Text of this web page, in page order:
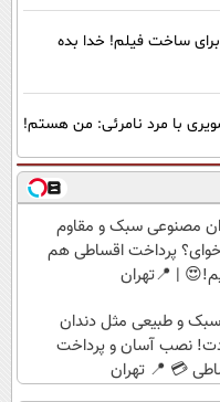
150 میلیاردی برای ساخت فیلم! خدا بده
با مرد نامرئی: من هستم!
مصنوعی سبک و مقاوم
پرداخت اقساطی هم
| 📍تهران
و طبیعی مثل دندان
نصب آسان و پرداخت
💳 📍 تهران